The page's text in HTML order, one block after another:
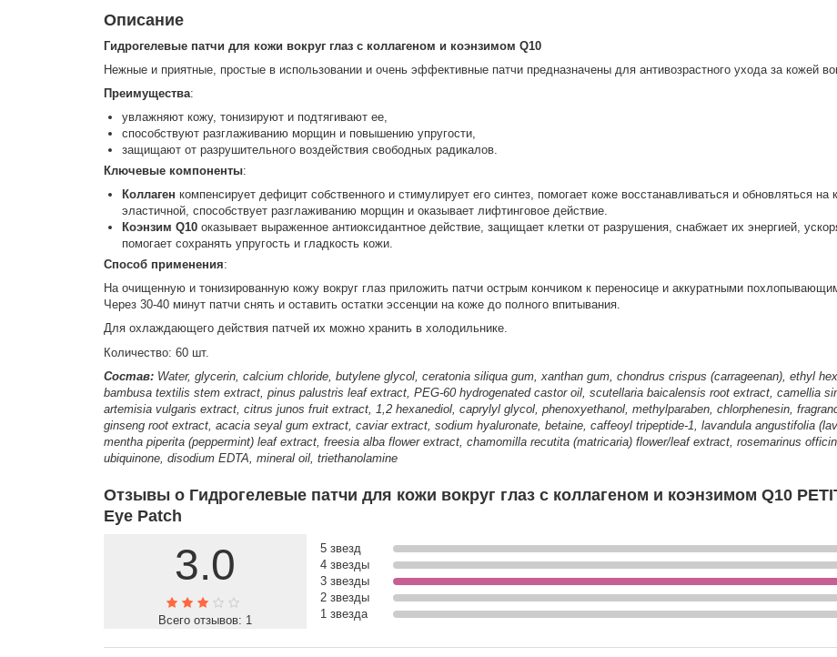
Описание
Гидрогелевые патчи для кожи вокруг глаз с коллагеном и коэнзимом Q10
Нежные и приятные, простые в использовании и очень эффективные патчи предназначены для антивозрастного ухода за кожей
Преимущества:
увлажняют кожу, тонизируют и подтягивают ее,
способствуют разглаживанию морщин и повышению упругости,
защищают от разрушительного воздействия свободных радикалов.
Ключевые компоненты:
Коллаген компенсирует дефицит собственного и стимулирует его синтез, помогает коже восстанавливаться и обновляться
эластичной, способствует разглаживанию морщин и оказывает лифтинговое действие.
Коэнзим Q10оказывает выраженное антиоксидантное действие, защищает клетки от разрушения, снабжает их энергией,
помогает сохранять упругость и гладкость кожи.
Способ применения:
На очищенную и тонизированную кожу вокруг глаз приложить патчи острым кончиком к переносице и аккуратными
Через 30-40 минут патчи снять и оставить остатки эссенции на коже до полного впитывания.
Для охлаждающего действия патчей их можно хранить в холодильнике.
Количество: 60 шт.
Состав:Water, glycerin, calcium chloride, butylene glycol, ceratonia siliqua gum, xanthan gum, chondrus crispus (carrageenan), ethyl
bambusa textilis stem extract, pinus palustris leaf extract, PEG-60 hydrogenated castor oil, scutellaria baicalensis root extract, camellia
artemisia vulgaris extract, citrus junos fruit extract, 1,2 hexanediol, caprylyl glycol, phenoxyethanol, methylparaben, chlorphenesin,
ginseng root extract, acacia seyal gum extract, caviar extract, sodium hyaluronate, betaine, caffeoyl tripeptide-1, lavandula angustifolia
mentha piperita (peppermint) leaf extract, freesia alba flower extract, chamomilla recutita (matricaria) flower/leaf extract, rosemarinus
ubiquinone, disodium EDTA, mineral oil, triethanolamine
Отзывы о Гидрогелевые патчи для кожи вокруг глаз с коллагеном и коэнзимом Q10
Eye Patch
3.0
Всего отзывов: 1
5 звезд
4 звезды
3 звезды
2 звезды
1 звезда